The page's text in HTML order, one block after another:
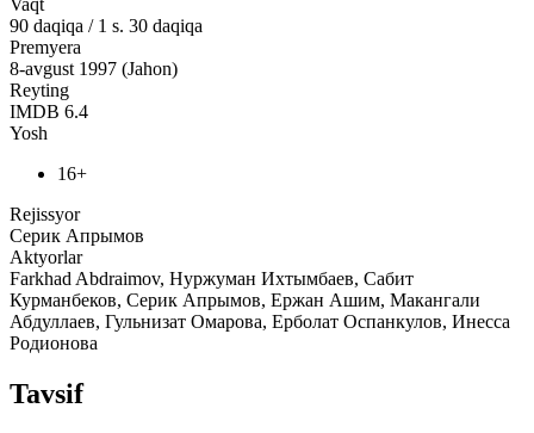
Vaqt
90 daqiqa / 1 s. 30 daqiqa
Premyera
8-avgust 1997 (Jahon)
Reyting
IMDB 6.4
Yosh
16+
Rejissyor
Серик Апрымов
Aktyorlar
Farkhad Abdraimov, Нуржуман Ихтымбаев, Сабит
Курманбеков, Серик Апрымов, Ержан Ашим, Макангали
Абдуллаев, Гульнизат Омарова, Ерболат Оспанкулов, Инесса
Родионова
Tavsif